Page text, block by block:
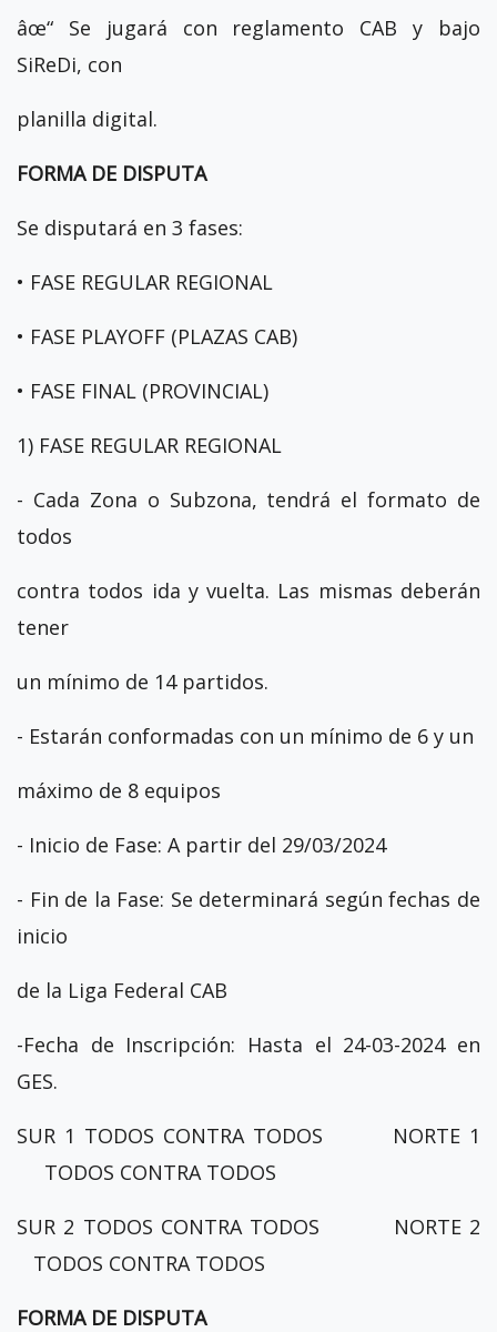
âœ“ Se jugará con reglamento CAB y bajo
SiReDi, con
planilla digital.
FORMA DE DISPUTA
Se disputará en 3 fases:
• FASE REGULAR REGIONAL
• FASE PLAYOFF (PLAZAS CAB)
• FASE FINAL (PROVINCIAL)
1) FASE REGULAR REGIONAL
- Cada Zona o Subzona, tendrá el formato de
todos
contra todos ida y vuelta. Las mismas deberán
tener
un mínimo de 14 partidos.
- Estarán conformadas con un mínimo de 6 y un
máximo de 8 equipos
- Inicio de Fase: A partir del 29/03/2024
- Fin de la Fase: Se determinará según fechas de
inicio
de la Liga Federal CAB
-Fecha de Inscripción: Hasta el 24-03-2024 en
GES.
SUR 1 TODOS CONTRA TODOS NORTE 1
TODOS CONTRA TODOS
SUR 2 TODOS CONTRA TODOS NORTE 2
TODOS CONTRA TODOS
FORMA DE DISPUTA